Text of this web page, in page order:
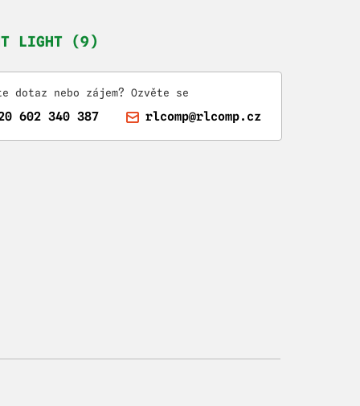
LIGHT (9)
dotaz nebo zájem? Ozvěte se
602 340 387 rlcomp@rlcomp.cz